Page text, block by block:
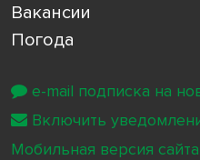
Вакансии
Погода
e-mail подписка на
Включить
Мобильная версия сайта